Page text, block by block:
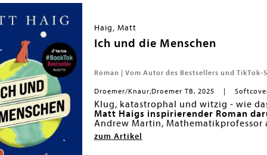
Haig, Matt
Ich und die Menschen
Roman | Vom Autor des Bestsellers und
Droemer/Knaur;Droemer TB, 2025
Klug, katastrophal und witzig - wie
Matt Haigs inspirierender Roman
Andrew Martin, Mathematikprofessor
selbst, denn er läuft nackt über eine
Übelkeit und mag weder seine
zum Artikel